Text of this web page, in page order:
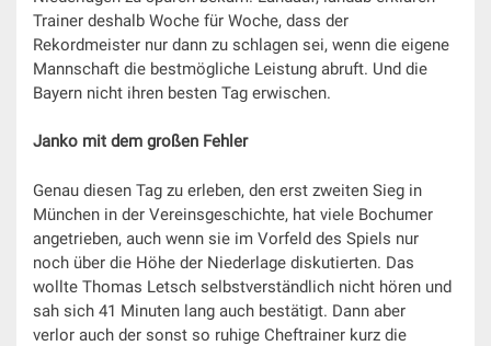
Trainer deshalb Woche für Woche, dass der
Rekordmeister nur dann zu schlagen sei, wenn die eigene
Mannschaft die bestmögliche Leistung abruft. Und die
Bayern nicht ihren besten Tag erwischen.
Janko mit dem großen Fehler
Genau diesen Tag zu erleben, den erst zweiten Sieg in
München in der Vereinsgeschichte, hat viele Bochumer
angetrieben, auch wenn sie im Vorfeld des Spiels nur
noch über die Höhe der Niederlage diskutierten. Das
wollte Thomas Letsch selbstverständlich nicht hören und
sah sich 41 Minuten lang auch bestätigt. Dann aber
verlor auch der sonst so ruhige Cheftrainer kurz die